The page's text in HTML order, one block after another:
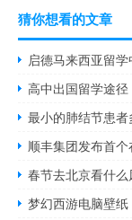
猜你想看的文章
启德马来西亚留学
高中出国留学途径
最小的肺结节患
春节去北京看什
梦幻西游电脑壁纸